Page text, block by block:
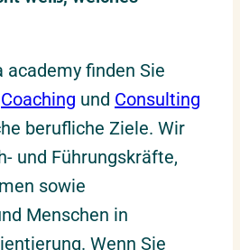
finden Sie
Coaching und Consulting
berufliche Ziele. Wir
und Führungskräfte,
sowie
Menschen in
Wenn Sie